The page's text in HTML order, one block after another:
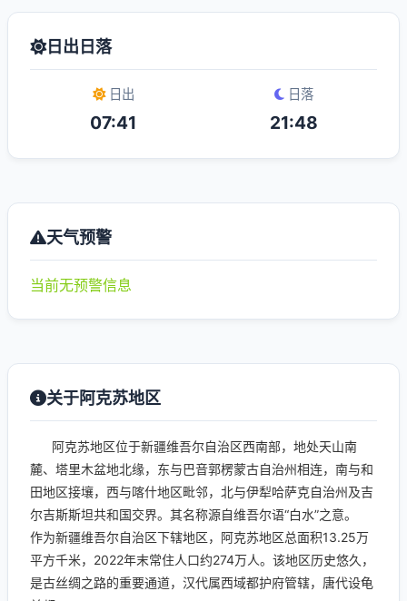
日出日落
日出
07:41
日落
21:48
天气预警
当前无预警信息
关于阿克苏地区
阿克苏地区位于新疆维吾尔自治区西南部，地处天山南
麓、塔里木盆地北缘，东与巴音郭楞蒙古自治州相连，南与和
田地区接壤，西与喀什地区毗邻，北与伊犁哈萨克自治州及吉
尔吉斯斯坦共和国交界。其名称源自维吾尔语“白水”之意。
作为新疆维吾尔自治区下辖地区，阿克苏地区总面积13.25万
平方千米，2022年末常住人口约274万人。该地区历史悠久，
是古丝绸之路的重要通道，汉代属西域都护府管辖，唐代设龟